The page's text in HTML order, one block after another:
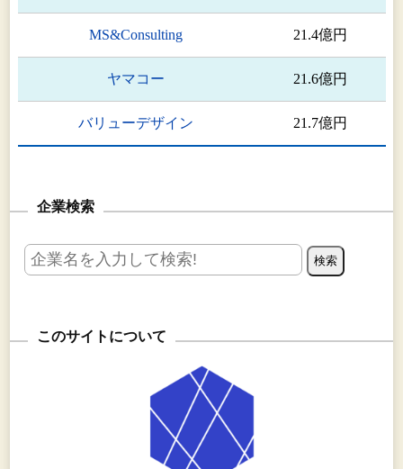
MS&Consulting 21.4億円
ヤマコー 21.6億円
バリューデザイン 21.7億円
企業検索
このサイトについて